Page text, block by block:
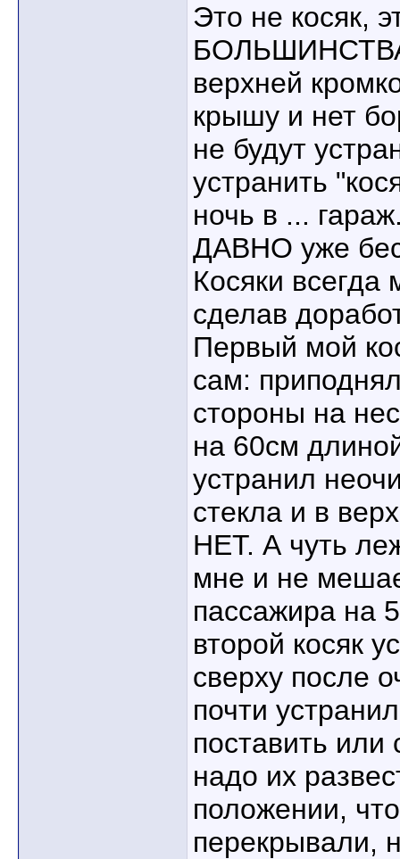
Это не косяк,
БОЛЬШИНСТВА
верхней
крышу и нет
не будут
устранить
ночь в ...
ДАВНО уже
Косяки всегда
сделав
Первый мой
сам:
стороны на
на 60см
устранил
стекла и в
НЕТ. А чуть
мне и не
пассажира на
второй косяк
сверху после
почти
поставить или
надо их
положении,
перекрывали,